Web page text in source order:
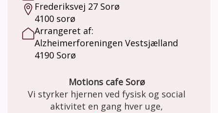
Frederiksvej 27 Sorø
4100 sorø
Arrangeret af:
Alzheimerforeningen Vestsjælland
4190 Sorø
Motions cafe Sorø
Vi styrker hjernen ved fysisk og social
aktivitet en gang hver uge,